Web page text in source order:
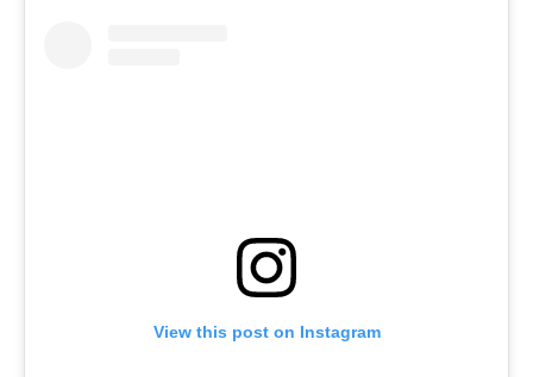
View this post on Instagram